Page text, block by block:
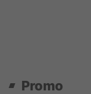
Promo